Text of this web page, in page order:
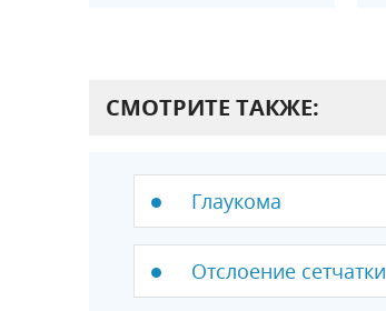
СМОТРИТЕ ТАКЖЕ:
Глаукома
Отслоение сетчатки